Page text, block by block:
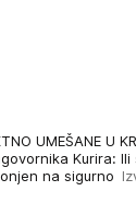
UMEŠANE U
Kurira: Ili
na sigurno